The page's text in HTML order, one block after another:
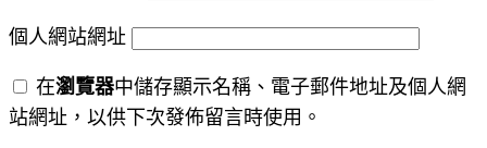
個人網站網址
在瀏覽器中儲存顯示名稱、電子郵件地址及個人網
站網址，以供下次發佈留言時使用。